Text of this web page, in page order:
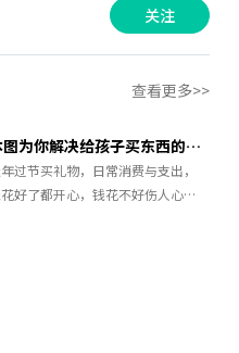
关注
查看更多>>
本图为你解决给孩子买东西的钱该怎么花！
过节买礼物，日常消费与支出，
好了都开心，钱花不好伤人心！